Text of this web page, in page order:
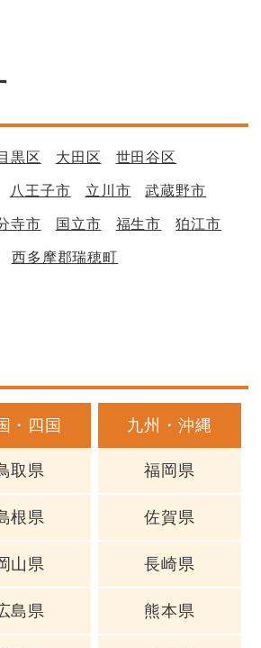
黒区 大田区 世田谷区
八王子市 立川市 武蔵野市
寺市 国立市 福生市 狛江市
西多摩郡瑞穂町
・四国
取県
根県
山県
島県
九州・沖縄
福岡県
佐賀県
長崎県
熊本県